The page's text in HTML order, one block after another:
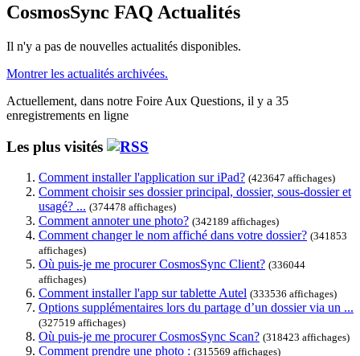
CosmosSync FAQ Actualités
Il n'y a pas de nouvelles actualités disponibles.
Montrer les actualités archivées.
Actuellement, dans notre Foire Aux Questions, il y a 35
enregistrements en ligne
Les plus visités
Comment installer l'application sur iPad? (423647 affichages)
Comment choisir ses dossier principal, dossier, sous-dossier et
usagé? ... (374478 affichages)
Comment annoter une photo? (342189 affichages)
Comment changer le nom affiché dans votre dossier? (341853
affichages)
Où puis-je me procurer CosmosSync Client? (336044
affichages)
Comment installer l'app sur tablette Autel (333536 affichages)
Options supplémentaires lors du partage d’un dossier via un ...
(327519 affichages)
Où puis-je me procurer CosmosSync Scan? (318423 affichages)
Comment prendre une photo : (315569 affichages)